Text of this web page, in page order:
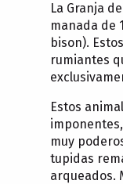
La Granja
manada de
bison).
rumiantes
Estos
muy
tupidas
arqueados.